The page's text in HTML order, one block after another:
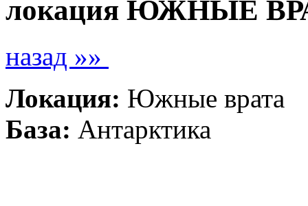
локация ЮЖНЫЕ
назад »»
Локация: Южные врата
База: Антарктика